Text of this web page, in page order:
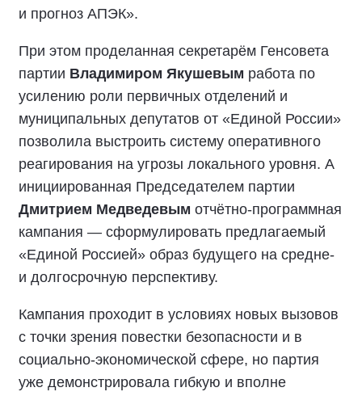
и прогноз АПЭК».
При этом проделанная секретарём Генсовета
партии Владимиром Якушевым работа по
усилению роли первичных отделений и
муниципальных депутатов от «Единой России»
позволила выстроить систему оперативного
реагирования на угрозы локального уровня. А
инициированная Председателем партии
Дмитрием Медведевым отчётно-программная
кампания — сформулировать предлагаемый
«Единой Россией» образ будущего на средне-
и долгосрочную перспективу.
Кампания проходит в условиях новых вызовов
с точки зрения повестки безопасности и в
социально-экономической сфере, но партия
уже демонстрировала гибкую и вполне